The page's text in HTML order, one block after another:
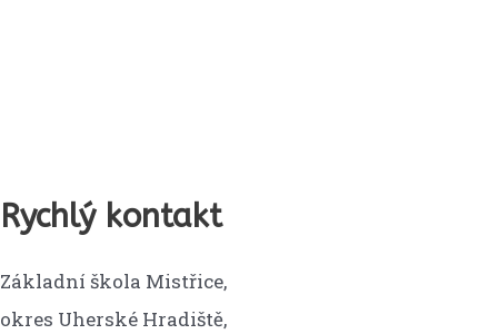
Rychlý kontakt
Základní škola Mistřice,
okres Uherské Hradiště,